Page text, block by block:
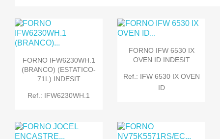
FORNO IFW6230WH.1
(BRANCO) (ESTATICO-
71L) INDESIT
Ref.: IFW6230WH.1
FORNO IFW 6530 IX
OVEN ID INDESIT
Ref.: IFW 6530 IX OVEN
ID